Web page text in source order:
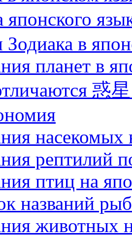
японского
Зодиака в
планет в
惑
насекомых
рептилий
птиц на
названий
животных